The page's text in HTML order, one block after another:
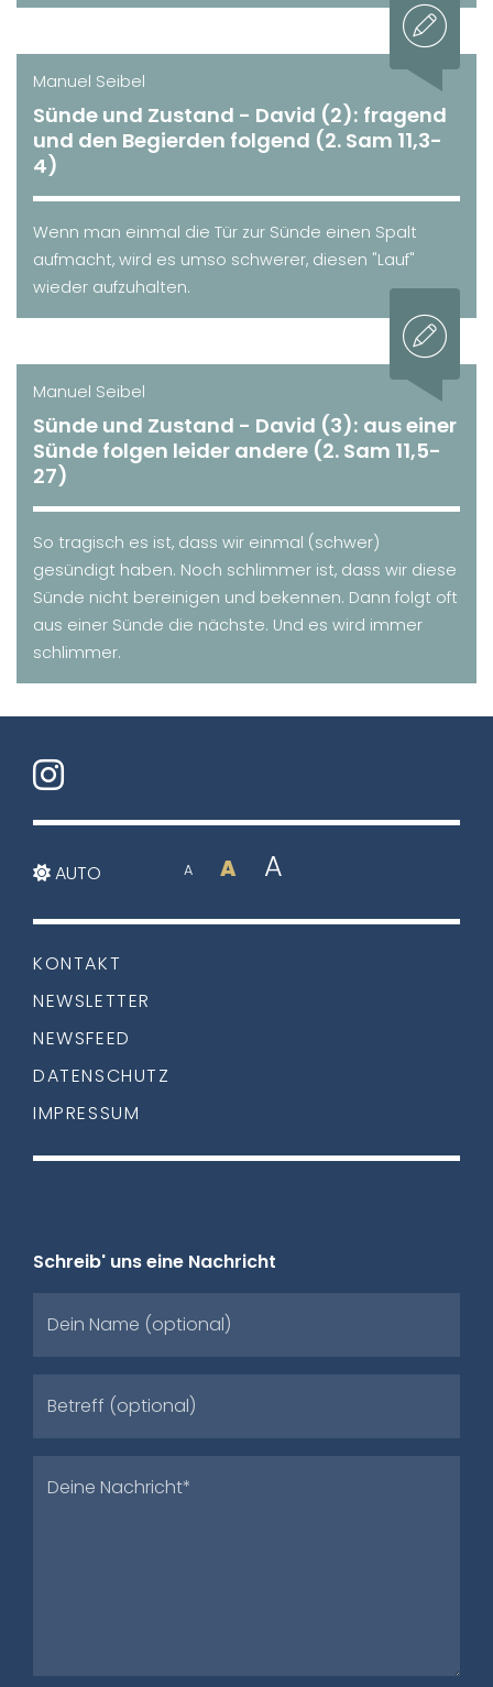
Manuel Seibel
Sünde und Zustand - David (2): fragend
und den Begierden folgend (2. Sam 11,3-
4)
Wenn man einmal die Tür zur Sünde einen Spalt
aufmacht, wird es umso schwerer, diesen "Lauf"
wieder aufzuhalten.
Manuel Seibel
Sünde und Zustand - David (3): aus einer
Sünde folgen leider andere (2. Sam 11,5-
27)
So tragisch es ist, dass wir einmal (schwer)
gesündigt haben. Noch schlimmer ist, dass wir diese
Sünde nicht bereinigen und bekennen. Dann folgt oft
aus einer Sünde die nächste. Und es wird immer
schlimmer.
Schreib' uns eine Nachricht
Dein Name (optional)
Betreff (optional)
Deine Nachricht*
AUTO A A A
KONTAKT
NEWSLETTER
NEWSFEED
DATENSCHUTZ
IMPRESSUM